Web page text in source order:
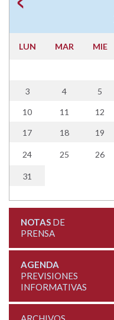
LUN MAR MIE
3 4 5
10 11 12
17 18 19
24 25 26
31
NOTASDE
PRENSA
AGENDA
PREVISIONES
INFORMATIVAS